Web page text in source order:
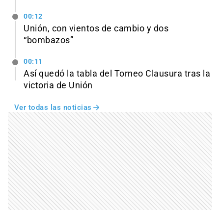
00:12
Unión, con vientos de cambio y dos
“bombazos”
00:11
Así quedó la tabla del Torneo Clausura tras la
victoria de Unión
Ver todas las noticias